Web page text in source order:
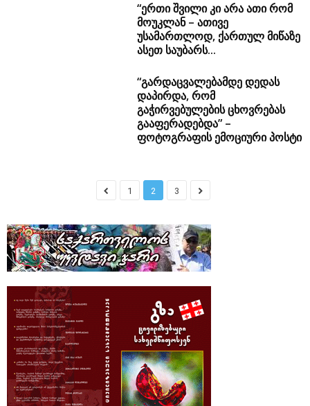
“ერთი შვილი კი არა ათი რომ
მოუკლან – ათივე
უსამართლოდ, ქართულ მიწაზე
ასეთ საუბარს...
“გარდაცვალებამდე დედას
დაპირდა, რომ
გაჭირვებულების ცხოვრებას
გააფერადებდა” –
ფოტოგრაფის ემოციური პოსტი
1 2 3